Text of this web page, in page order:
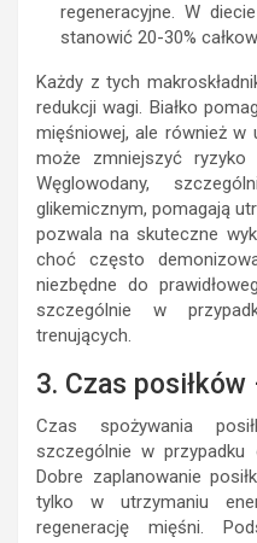
regeneracyjne. W
stanowić 20-30%
Każdy z tych
redukcji wagi. Białko
mięśniowej, ale również
może zmniejszyć ryzyko
Węglowodany,
glikemicznym, pomagają
pozwala na skuteczne
choć często
niezbędne do
szczególnie w
trenujących.
3. Czas
Czas spożywania
szczególnie w przypadku
Dobre zaplanowanie
tylko w utrzymaniu
regenerację mięśni.